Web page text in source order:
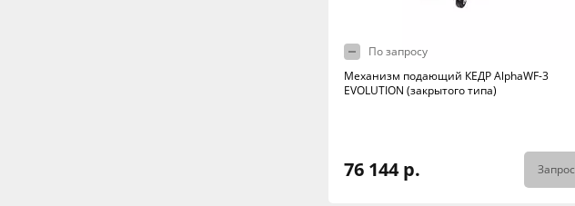
По запросу
Механизм подающий КЕДР AlphaWF-3
EVOLUTION (закрытого типа)
76 144 р. Запрос